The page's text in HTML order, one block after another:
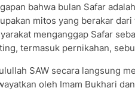
bahwa bulan Safar
mitos yang berakar
menganggap Safar
termasuk pernikahan,
SAW secara langsung
oleh Imam Bukhari